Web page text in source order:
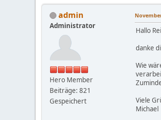
admin
Administrator
Hero Member
Beiträge: 821
Gespeichert
Hallo
danke
Wie
Viele
Michael